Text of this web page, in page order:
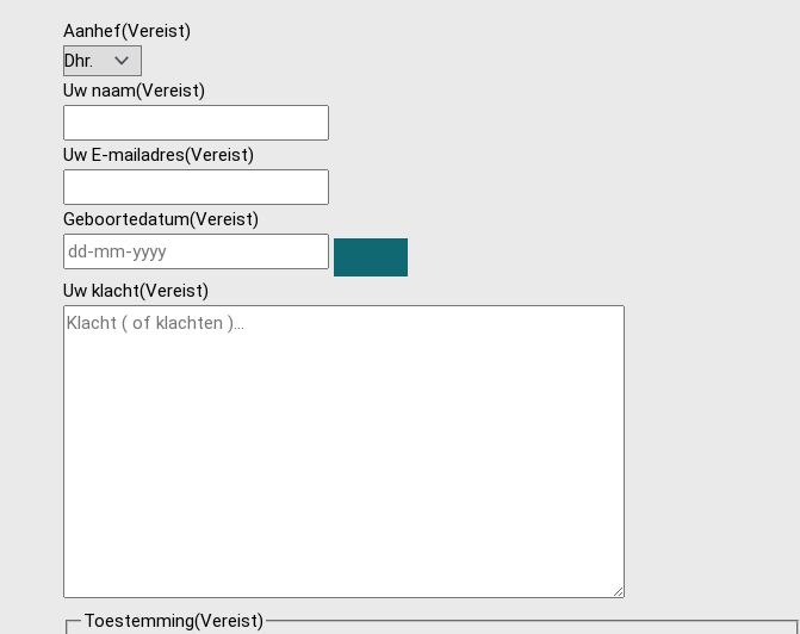
Aanhef(Vereist)
Uw naam(Vereist)
Uw E-mailadres(Vereist)
Geboortedatum(Vereist)
Uw klacht(Vereist)
Toestemming(Vereist)